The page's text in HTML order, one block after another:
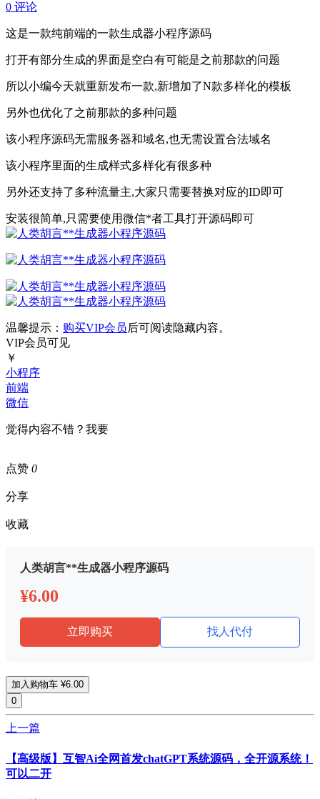
0 评论
这是一款纯前端的一款生成器小程序源码
打开有部分生成的界面是空白有可能是之前那款的问题
所以小编今天就重新发布一款,新增加了N款多样化的模板
另外也优化了之前那款的多种问题
该小程序源码无需服务器和域名,也无需设置合法域名
该小程序里面的生成样式多样化有很多种
另外还支持了多种流量主,大家只需要替换对应的ID即可
安装很简单,只需要使用微信*者工具打开源码即可
温馨提示： 购买VIP会员后可阅读隐藏内容。
VIP会员可见
￥
小程序
前端
微信
觉得内容不错？我要
点赞 0
分享
收藏
人类胡言**生成器小程序源码
¥6.00
立即购买 找人代付
加入购物车 ¥6.00
0
上一篇
【高级版】互智Ai全网首发chatGPT系统源码，全开源系统！
可以二开